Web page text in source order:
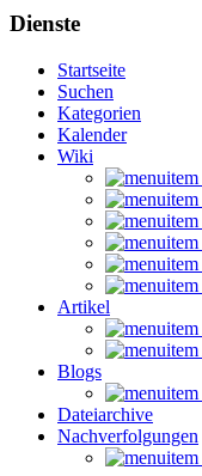
Dienste
Startseite
Suchen
Kategorien
Kalender
Wiki
Artikel
Blogs
Dateiarchive
Nachverfolgungen